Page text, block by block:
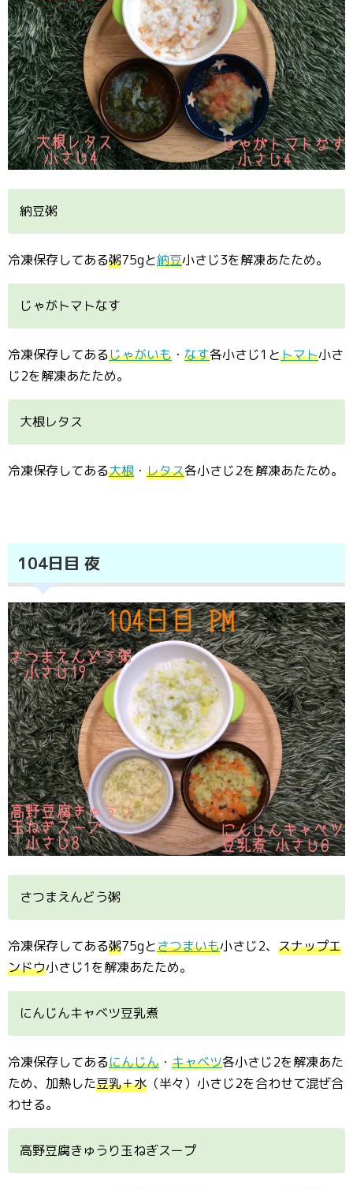
納豆粥
冷凍保存してある粥75gと納豆小さじ3を解凍あたため。
じゃがトマトなす
冷凍保存してあるじゃがいも ・ なす各小さじ1とトマト小さ
じ2を解凍あたため。
大根レタス
冷凍保存してある大根 ・ レタス各小さじ2を解凍あたため。
104日目 夜
さつまえんどう粥
冷凍保存してある粥75gとさつまいも小さじ2、 スナップエ
ンドウ小さじ1を解凍あたため。
にんじんキャベツ豆乳煮
冷凍保存してあるにんじん ・ キャベツ各小さじ2を解凍あた
ため、加熱した豆乳＋水 （半々）小さじ2を合わせて混ぜ合
わせる。
高野豆腐きゅうり玉ねぎスープ